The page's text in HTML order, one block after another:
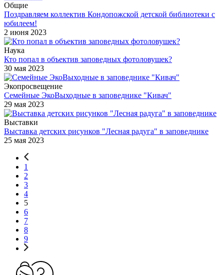
Общие
Поздравляем коллектив Кондопожской детской библиотеки с
юбилеем!
2 июня 2023
Наука
Кто попал в объектив заповедных фотоловушек?
30 мая 2023
Экопросвещение
Семейные ЭкоВыходные в заповеднике "Кивач"
29 мая 2023
Выставки
Выставка детских рисунков "Лесная радуга" в заповеднике
25 мая 2023
1
2
3
4
5
6
7
8
9